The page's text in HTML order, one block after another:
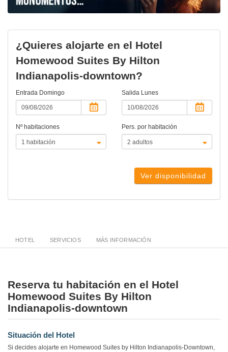
¿Quieres alojarte en el Hotel
Homewood Suites By Hilton
Indianapolis-downtown?
Entrada Domingo Salida Lunes
Nº habitaciones Pers. por habitación
Ver disponibilidad
HOTEL SERVICIOS MÁS INFORMACIÓN
Reserva tu habitación en el Hotel
Homewood Suites By Hilton
Indianapolis-downtown
Situación del Hotel
Si decides alojarte en Homewood Suites by Hilton Indianapolis-Downtown,